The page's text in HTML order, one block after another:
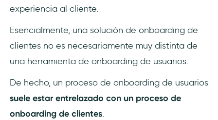
experiencia al cliente.
Esencialmente, una solución de onboarding de
clientes no es necesariamente muy distinta de
una herramienta de onboarding de usuarios.
De hecho, un proceso de onboarding de usuarios
suele estar entrelazado con un proceso de
onboarding de clientes.